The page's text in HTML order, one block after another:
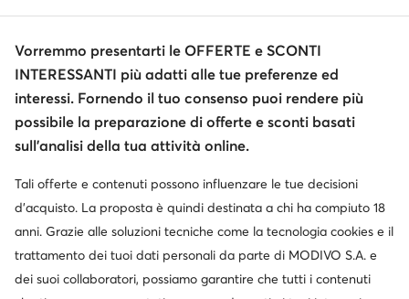
Scarica l'app
Servizio clienti
Chi siamo
Vorremmo presentarti le OFFERTE e SCONTI
INTERESSANTI più adatti alle tue preferenze ed
interessi. Fornendo il tuo consenso puoi rendere più
possibile la preparazione di offerte e sconti basati
sull’analisi della tua attività online.
Tali offerte e contenuti possono influenzare le tue decisioni
d’acquisto. La proposta è quindi destinata a chi ha compiuto 18
anni. Grazie alle soluzioni tecniche come la tecnologia cookies e il
trattamento dei tuoi dati personali da parte di MODIVO S.A. e
dei suoi collaboratori, possiamo garantire che tutti i contenuti